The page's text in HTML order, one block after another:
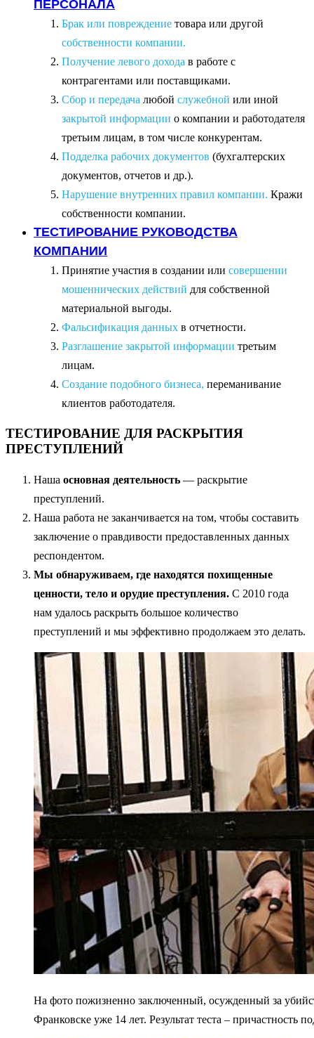
ПЕРСОНАЛА
Брак или повреждение товара или другой
собственности компании.
Получение левого дохода в работе с
контрагентами или поставщиками.
Сбор и передача любой служебной или иной
закрытой информации о компании и работодателя
третьим лицам, в том числе конкурентам.
Подделка рабочих документов (бухгалтерских
документов, отчетов и др.).
Нарушение внутренних правил компании. Кражи
собственности компании.
ТЕСТИРОВАНИЕ РУКОВОДСТВА
КОМПАНИИ
Принятие участия в создании или совершении
мошеннических действий для собственной
материальной выгоды.
Фальсификация данных в отчетности.
Разглашение закрытой информации третьим
лицам.
Создание подобного бизнеса, переманивание
клиентов работодателя.
ТЕСТИРОВАНИЕ ДЛЯ РАСКРЫТИЯ
ПРЕСТУПЛЕНИЙ
Наша основная деятельность — раскрытие
преступлений.
Наша работа не заканчивается на том, чтобы составить
заключение о правдивости предоставленных данных
респондентом.
Мы обнаруживаем, где находятся похищенные
ценности, тело и орудие преступления. С 2010 года
нам удалось раскрыть большое количество
преступлений и мы эффективно продолжаем это делать.
На фото пожизненно заключенный, осужденный за
Франковске уже 14 лет. Результат теста – причастность